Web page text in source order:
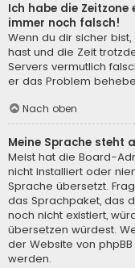
Ich habe die
immer noch falsch!
Wenn du dir sicher
hast und die Zeit
Servers vermutlich
er das Problem
Nach oben
Meine Sprache steht
Meist hat die Board-
nicht installiert oder
Sprache übersetzt.
das Sprachpaket, das
noch nicht existiert,
übersetzen würdest.
der Website von
werden.